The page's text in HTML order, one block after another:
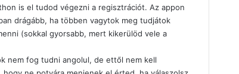
is el tudod végezni a regisztrációt. Az appon
drágább, ha többen vagytok meg tudjátok
(sokkal gyorsabb, mert kikerülöd vele a
nem fog tudni angolul, de ettől nem kell